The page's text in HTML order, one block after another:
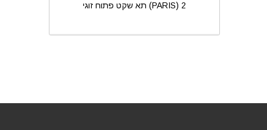
תא שקט פתוח זוגי (PARIS) 2